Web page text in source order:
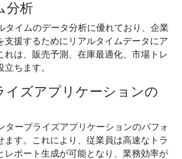
分析
タイムのデータ分析に優れており、企業
支援するためにリアルタイムデータにア
れは、販売予測、在庫最適化、市場トレ
ちます。
イズアプリケーションの
タープライズアプリケーションのパフォ
ます。これにより、従業員は高速なトラ
レポート生成が可能となり、業務効率が